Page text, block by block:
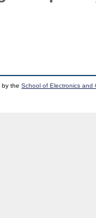
by theSchool of Electronics and